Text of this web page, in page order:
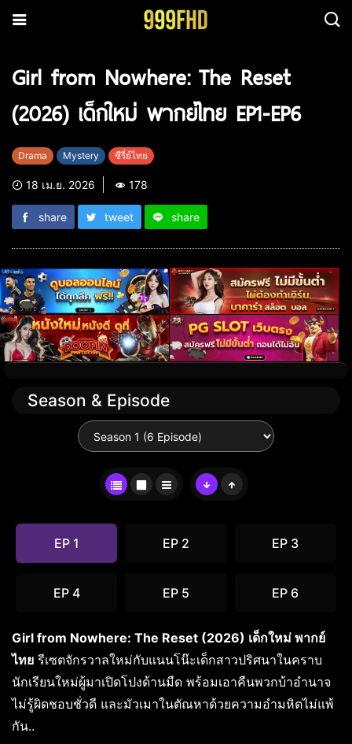
Girl from Nowhere: The Reset
(2026) เด็กใหม่ พากย์ไทย EP1-EP6
Drama Mystery ซีรี่ย์ไทย
18 เม.ย. 2026 178
share tweet share
Season & Episode
EP 1 EP 2 EP 3
EP 4 EP 5 EP 6
Girl from Nowhere: The Reset (2026) เด็กใหม่ พากย์
ไทย รีเซตจักรวาลใหม่กับแนนโน๊ะเด็กสาวปริศนาในคราบ
นักเรียนใหม่ผู้มาเปิดโปงด้านมืด พร้อมเอาคืนพวกบ้าอำนาจ
ไม่รู้ผิดชอบชั่วดี และมัวเมาในตัณหาด้วยความอำมหิตไม่แพ้
กัน..